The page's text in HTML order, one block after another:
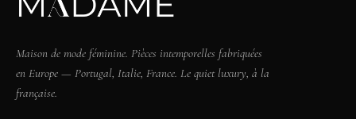
Maison de mode féminine. Pièces intemporelles fabriquées
en Europe — Portugal, Italie, France. Le quiet luxury, à la
française.